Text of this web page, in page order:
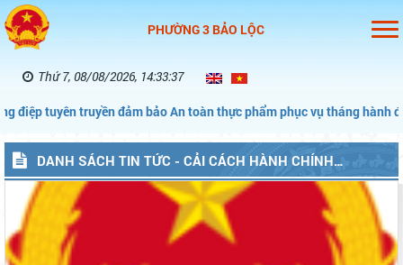
PHƯỜNG 3 BẢO LỘC
Thứ 7, 08/08/2026, 14:33:38
đảm bảo An toàn thực phẩm phục vụ tháng hành động vì An
(P3BAOLOC)